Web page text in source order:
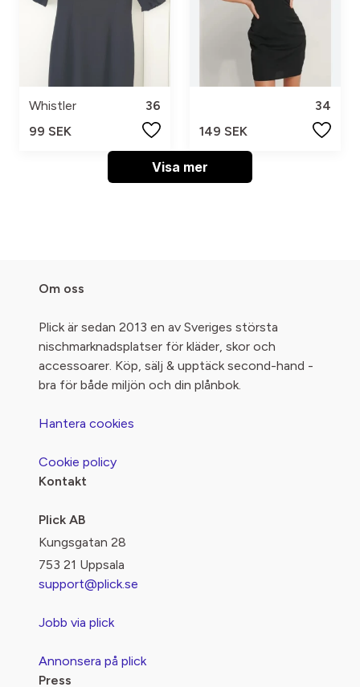
Whistler
36
99 SEK
34
149 SEK
Visa mer
Om oss
Plick är sedan 2013 en av Sveriges största
nischmarknadsplatser för kläder, skor och
accessoarer. Köp, sälj & upptäck second-hand -
bra för både miljön och din plånbok.
Hantera cookies
Cookie policy
Kontakt
Plick AB
Kungsgatan 28
753 21 Uppsala
support@plick.se
Jobb via plick
Annonsera på plick
Press